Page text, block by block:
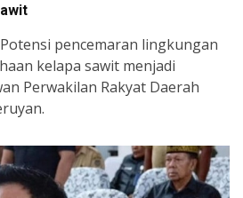
Potensi pencemaran lingkungan
kelapa sawit menjadi
Perwakilan Rakyat Daerah